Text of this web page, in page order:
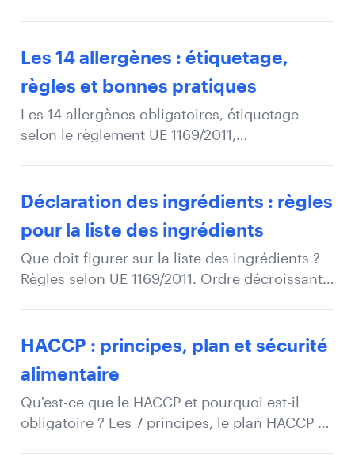
Les 14 allergènes : étiquetage,
règles et bonnes pratiques
Les 14 allergènes obligatoires, étiquetage
selon le règlement UE 1169/2011,
Déclaration des ingrédients : règles
pour la liste des ingrédients
Que doit figurer sur la liste des ingrédients ?
Règles selon UE 1169/2011. Ordre décroissant,
HACCP : principes, plan et sécurité
alimentaire
Qu'est-ce que le HACCP et pourquoi est-il
obligatoire ? Les 7 principes, le plan HACCP et